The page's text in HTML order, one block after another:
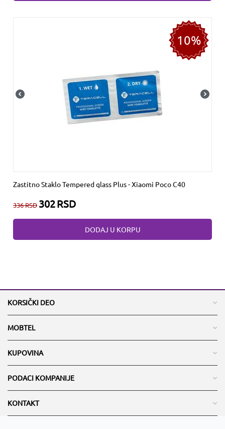
10%
Zastitno Staklo Tempered glass Plus - Xiaomi Poco C40
336RSD 302RSD
DODAJ U KORPU
KORSIČKI DEO
MOBTEL
KUPOVINA
PODACI KOMPANIJE
KONTAKT